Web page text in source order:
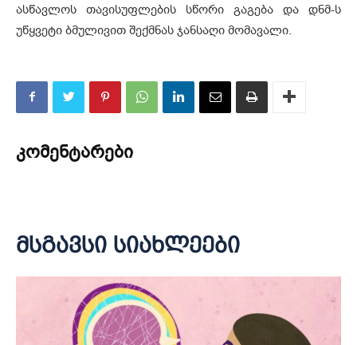
ასწავლოს თავისუფლების სწორი გაგება და დნმ-ს
უწყვეტი ბმულივით შექმნას ჯანსაღი მომავალი.
კომენტარები
მსგავსი სიახლეები